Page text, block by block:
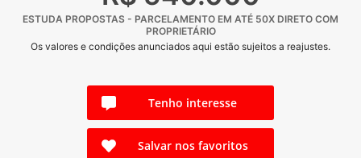
ESTUDA PROPOSTAS - PARCELAMENTO EM ATÉ 50X DIRETO COM
PROPRIETÁRIO
Os valores e condições anunciados aqui estão sujeitos a reajustes.
Tenho interesse
Salvar nos favoritos